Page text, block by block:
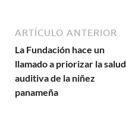
ARTÍCULO ANTERIOR
La Fundación hace un
llamado a priorizar la salud
auditiva de la niñez
panameña